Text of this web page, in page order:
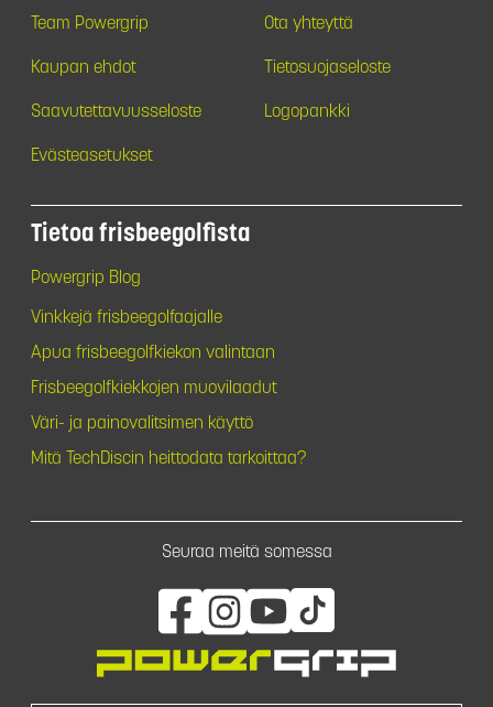
Team Powergrip Ota yhteyttä
Kaupan ehdot Tietosuojaseloste
Saavutettavuusseloste Logopankki
Evästeasetukset
Tietoa frisbeegolfista
Powergrip Blog
Vinkkejä frisbeegolfaajalle
Apua frisbeegolfkiekon valintaan
Frisbeegolfkiekkojen muovilaadut
Väri- ja painovalitsimen käyttö
Mitä TechDiscin heittodata tarkoittaa?
Seuraa meitä somessa